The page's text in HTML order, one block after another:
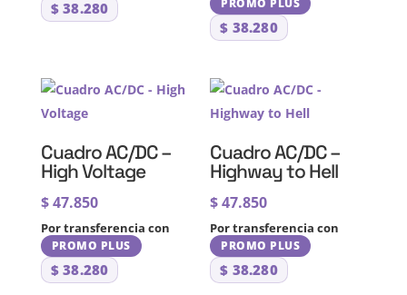
$ 38.280
$ 38.280
Cuadro AC/DC –
High Voltage
$47.850
Por transferencia con
PROMO PLUS
$ 38.280
Cuadro AC/DC –
Highway to Hell
$47.850
Por transferencia con
PROMO PLUS
$ 38.280